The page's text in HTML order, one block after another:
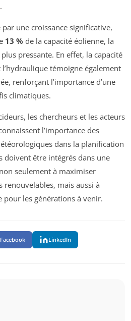
.
une croissance significative,
13 % de la capacité éolienne, la
pressante. En effet, la capacité
témoigne également
renforçant l’importance d’une
climatiques.
les chercheurs et les acteurs
l’importance des
dans la planification
doivent être intégrés dans une
seulement à maximiser
renouvelables, mais aussi à
les générations à venir.
Facebook LinkedIn